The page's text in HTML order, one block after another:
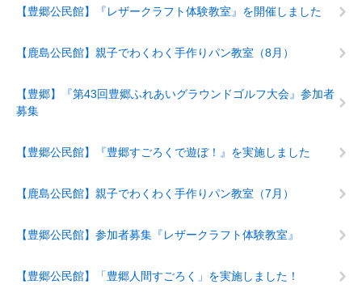
【豊郷公民館】『レザークラフト体験教室』を開催しました
【鹿島公民館】親子でわくわく手作りパン教室（8月）
【豊郷】『第43回豊郷ふれあいグラウンドゴルフ大会』参加者
募集
【豊郷公民館】『豊郷すごろくで遊ぼ！』を実施しました
【鹿島公民館】親子でわくわく手作りパン教室（7月）
【豊郷公民館】参加者募集『レザークラフト体験教室』
【豊郷公民館】「豊郷人間すごろく」を実施しました！